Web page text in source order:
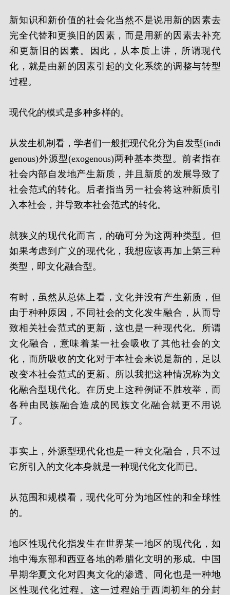
新知识和新价值的社会化当然不是说用新的因素去
完全代替和更换旧的因素，而是用新的因素去补充
和更新旧的因素。因此，从本质上讲，所谓现代
化，就是由新的因素引起的文化系统的调整与转型
过程。
现代化的模式是多种多样的。
从发生机制看，学者们一般把现代化分为自发型(indi
genous)外源型(exogenous)两种基本类型。前者指在
社会内部自发地产生新质，并且新质的发展导致了
社会范式的转化。后者指当另一社会将这种新质引
入本社会，并导致本社会范式的转化。
就狭义的现代化而言，的确可分为这两种类型。但
如果考虑到广义的现代化，我想应该再加上第三种
类型，即文化融合型。
有时，虽然从总体上看，文化并没有产生新质，但
由于种种原因，不同社会的文化发生融合，从而导
致相关社会范式的更新，这也是一种现代化。所谓
文化融合，意味着某一社会吸收了其他社会的文
化，而所吸收的文化对于本社会来说是新的，足以
改变本社会范式的更新。所以我把这种情况称为文
化融合型现代化。在历史上这种例证不胜枚举，而
各种由民族融合造成的民族文化融合就更不用说
了。
事实上，外源型现代化也是一种文化融合，只不过
它所引入的文化本身就是一种现代化文化而已。
从范围和规模看，现代化可分为地区性的和全球性
的。
地区性现代化指发生在世界某一地区的现代化，如
地中海东部和西亚各地的希腊化文明的形成。中国
早期华夏文化对四夷文化的渗透、同化也是一种地
区性现代化过程。这一过程始于西周初年的分封